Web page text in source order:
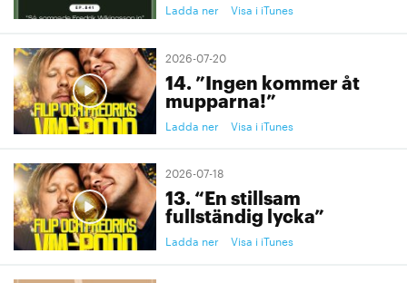
Ladda ner Visa i iTunes
2026-07-20
14. ”Ingen kommer åt
mupparna!”
Ladda ner Visa i iTunes
2026-07-18
13. “En stillsam
fullständig lycka”
Ladda ner Visa i iTunes